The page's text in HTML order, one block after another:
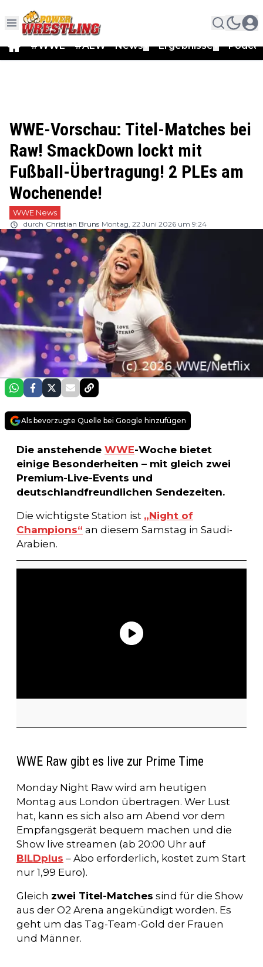
#WWE #AEW News Ergebnisse
WWE-Vorschau: Titel-Matches bei
Raw! SmackDown lockt mit
Fußball-Übertragung! 2 PLEs am
Wochenende!
WWE News
durch Christian Bruns Montag, 22 Juni 2026 um 9:24
Als bevorzugte Quelle bei Google hinzufügen
Die anstehende WWE-Woche bietet
einige Besonderheiten – mit gleich zwei
Premium-Live-Events und
deutschlandfreundlichen Sendezeiten.
Die wichtigste Station ist „Night of
Champions“ an diesem Samstag in Saudi-
Arabien.
WWE Raw gibt es live zur Prime Time
Monday Night Raw wird am heutigen
Montag aus London übertragen. Wer Lust
hat, kann es sich also am Abend vor dem
Empfangsgerät bequem machen und die
Show live streamen (ab 20:00 Uhr auf
BILDplus – Abo erforderlich, kostet zum Start
nur 1,99 Euro).
Gleich zwei Titel-Matches sind für die Show
aus der O2 Arena angekündigt worden. Es
geht um das Tag-Team-Gold der Frauen
und Männer.